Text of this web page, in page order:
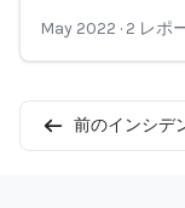
May 2022 · 2 レポ
前のインシデ